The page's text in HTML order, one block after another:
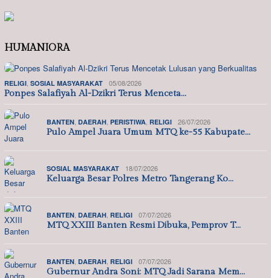
HUMANIORA
RELIGI SOSIAL MASYARAKAT 05/08/2026
Ponpes Salafiyah Al-Dzikri Terus Menceta…
BANTEN DAERAH PERISTIWA RELIGI 26/07/2026
Pulo Ampel Juara Umum MTQ ke-55 Kabupate…
SOSIAL MASYARAKAT 18/07/2026
Keluarga Besar Polres Metro Tangerang Ko…
BANTEN DAERAH RELIGI 07/07/2026
MTQ XXIII Banten Resmi Dibuka, Pemprov T…
BANTEN DAERAH RELIGI 07/07/2026
Gubernur Andra Soni: MTQ Jadi Sarana Mem…